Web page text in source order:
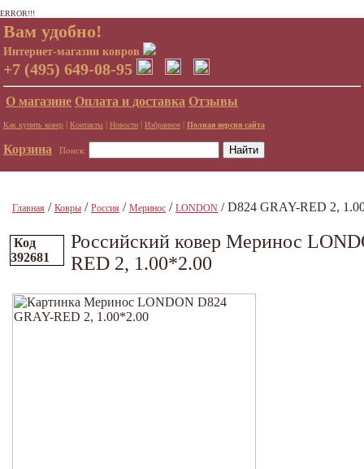
ERROR!!!
Вам удобно!
Интернет-магазин ковров
+7 (495) 649-08-95
О магазине Оплата и доставка Отзывы
Как купить ковер | Контакты | Новости | Избранное | Полная версия сайта
Корзина Поиск:
Главная / Ковры / Россия / Меринос / LONDON / D824 GRAY-RED 2,
Код
392681
Российский ковер Меринос
RED 2, 1.00*2.00